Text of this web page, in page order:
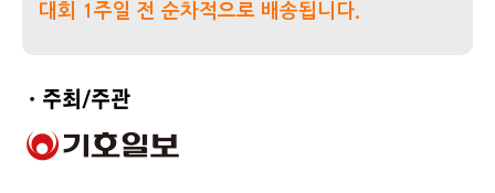
대회 1주일 전 순차적으로 배송됩니다.
ㆍ주최/주관